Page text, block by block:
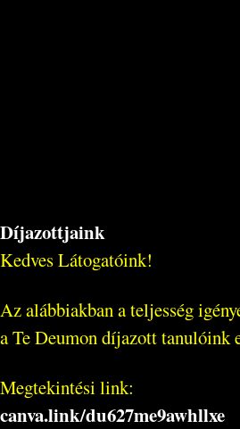
Díjazottjaink
Kedves Látogatóink!
Az alábbiakban a teljesség
a Te Deumon díjazott tanulóink
Megtekintési link:
canva.link/du627me9awhllxe